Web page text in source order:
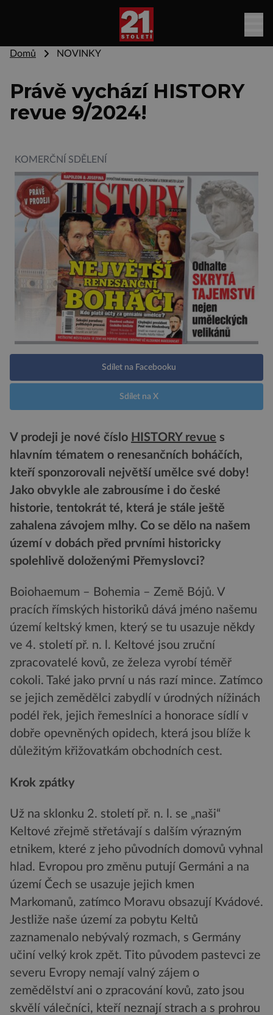
Domů NOVINKY
Právě vychází HISTORY
revue 9/2024!
KOMERČNÍ SDĚLENÍ
Sdílet na Facebooku
Sdílet na X
V prodeji je nové číslo HISTORY revue s
hlavním tématem o renesančních boháčích,
kteří sponzorovali největší umělce své doby!
Jako obvykle ale zabrousíme i do české
historie, tentokrát té, která je stále ještě
zahalena závojem mlhy. Co se dělo na našem
území v dobách před prvními historicky
spolehlivě doloženými Přemyslovci?
Boiohaemum – Bohemia – Země Bójů. V
pracích římských historiků dává jméno našemu
území keltský kmen, který se tu usazuje někdy
ve 4. století př. n. l. Keltové jsou zruční
zpracovatelé kovů, ze železa vyrobí téměř
cokoli. Také jako první u nás razí mince. Zatímco
se jejich zemědělci zabydlí v úrodných nížinách
podél řek, jejich řemeslníci a honorace sídlí v
dobře opevněných opidech, která jsou blíže k
důležitým křižovatkám obchodních cest.
Krok zpátky
Už na sklonku 2. století př. n. l. se „naši“
Keltové zřejmě střetávají s dalším výrazným
etnikem, které z jeho původních domovů vyhnal
hlad. Evropou pro změnu putují Germáni a na
území Čech se usazuje jejich kmen
Markomanů, zatímco Moravu obsazují Kvádové.
Jestliže naše území za pobytu Keltů
zaznamenalo nebývalý rozmach, s Germány
učiní velký krok zpět. Tito původem pastevci ze
severu Evropy nemají valný zájem o
zemědělství ani o zpracování kovů, zato jsou
skvělí válečníci, kteří neznají strach a s prohrou